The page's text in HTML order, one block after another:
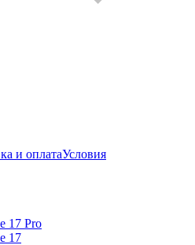
и оплатаУсловия
17 Pro
17